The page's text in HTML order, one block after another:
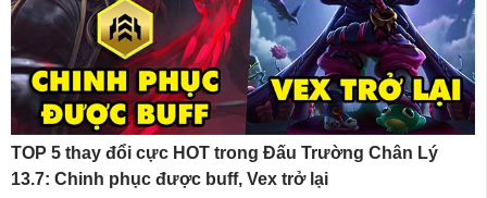
TOP 5 thay đổi cực HOT trong Đấu Trường Chân Lý
13.7: Chinh phục được buff, Vex trở lại